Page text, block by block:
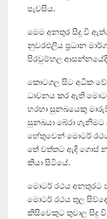
පැවසිය.
මෙම අනතුර සිදු වි
නුවරඑලිය ප්‍රධාන
පිරවුම්හල
කොටගල සිට අධික
ධාවනය කර ඇති
හරහා සුනඛයෙකු
සුනඛයා බේරා
හේතුවෙන් මොටර්
තේ වත්තට ඇදි ගොස්
කියා සිටියේ.
මොටර් රථය අනතුරට
මොටර් රථය තුල
කිසිවෙකුට තුවාල සිදු